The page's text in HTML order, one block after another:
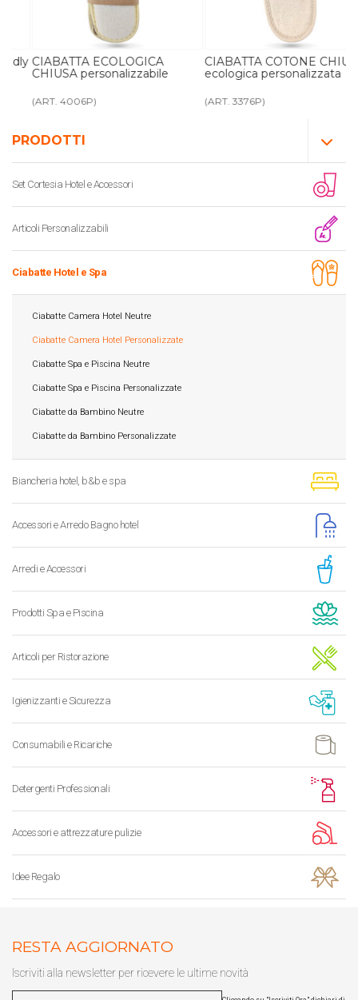
PRODOTTI
Set Cortesia Hotel e Accessori
Articoli Personalizzabili
Ciabatte Hotel e Spa
Ciabatte Camera Hotel Neutre
Ciabatte Camera Hotel Personalizzate
Ciabatte Spa e Piscina Neutre
Ciabatte Spa e Piscina Personalizzate
Ciabatte da Bambino Neutre
Ciabatte da Bambino Personalizzate
Biancheria hotel, b&b e spa
Accessori e Arredo Bagno hotel
Arredi e Accessori
Prodotti Spa e Piscina
Articoli per Ristorazione
Igienizzanti e Sicurezza
Consumabili e Ricariche
Detergenti Professionali
Accessori e attrezzature pulizie
Idee Regalo
CIABATTA ECOLOGICA
CHIUSA personalizzabile
(ART. 4006P)
CIABATTA COTONE CHIUSA
ecologica personalizzata
(ART. 3376P)
RESTA AGGIORNATO
Iscriviti alla newsletter per ricevere le ultime novità